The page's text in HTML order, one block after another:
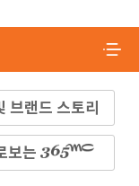
브랜드 스토리
보는